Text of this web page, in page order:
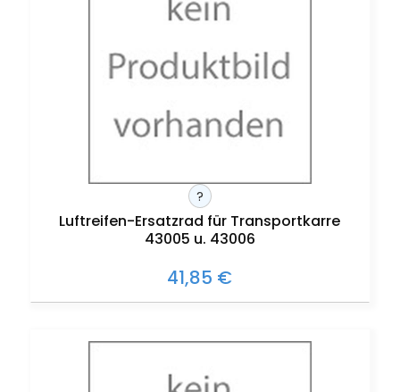
?
Luftreifen-Ersatzrad für Transportkarre
43005 u. 43006
41,85 €